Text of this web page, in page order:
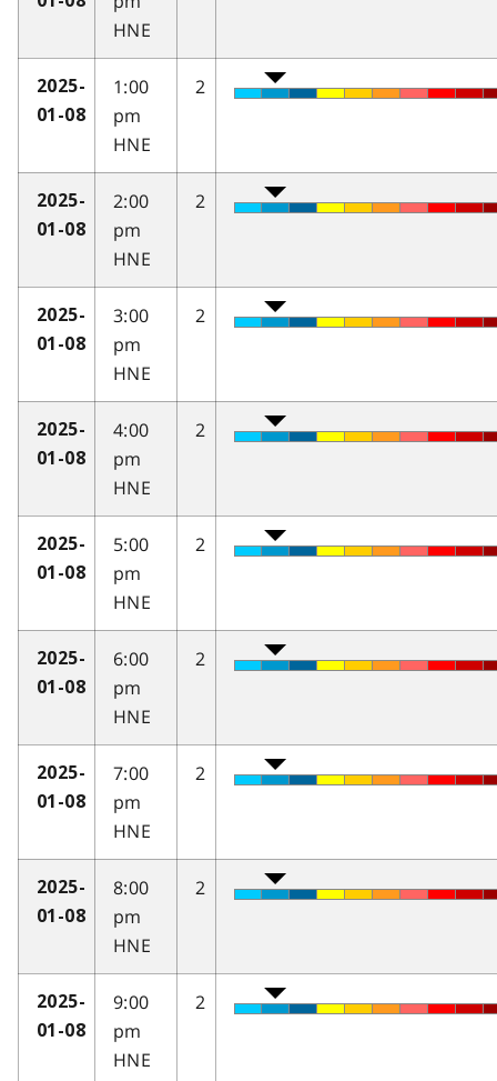
HNE
2025-
01-08
1:00
pm
HNE
2
2025-
01-08
2:00
pm
HNE
2
2025-
01-08
3:00
pm
HNE
2
2025-
01-08
4:00
pm
HNE
2
2025-
01-08
5:00
pm
HNE
2
2025-
01-08
6:00
pm
HNE
2
2025-
01-08
7:00
pm
HNE
2
2025-
01-08
8:00
pm
HNE
2
2025-
01-08
9:00
pm
HNE
2